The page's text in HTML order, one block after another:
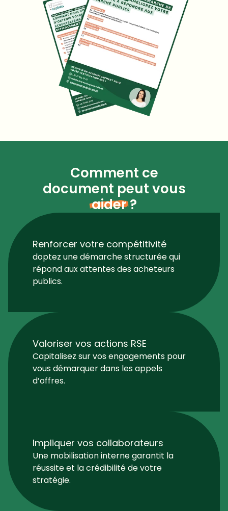
Comment ce
document peut vous
aider?
Renforcer votre compétitivité
doptez une démarche structurée qui
répond aux attentes des acheteurs
publics.
Valoriser vos actions RSE
Capitalisez sur vos engagements pour
vous démarquer dans les appels
d’offres.
Impliquer vos collaborateurs
Une mobilisation interne garantit la
réussite et la crédibilité de votre
stratégie.